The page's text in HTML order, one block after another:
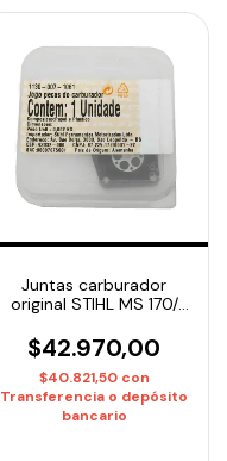
Juntas carburador
original STIHL MS 170/
$42.970,00
$40.821,50 con
Transferencia o depósito
bancario